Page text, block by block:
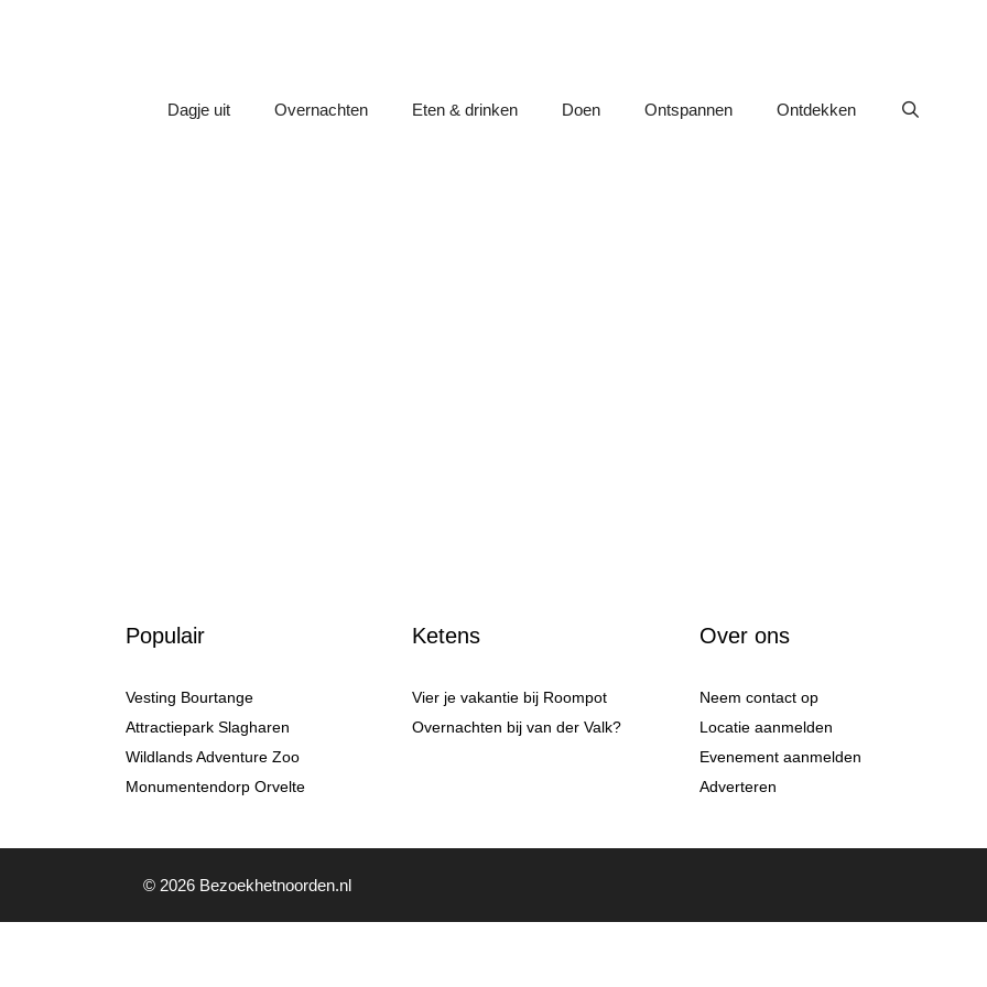
Dagje uit Overnachten Eten & drinken Doen Ontspannen Ontdekken
Populair
Vesting Bourtange
Attractiepark Slagharen
Wildlands Adventure Zoo
Monumentendorp Orvelte
Ketens
Vier je vakantie bij Roompot
Overnachten bij van der Valk?
Over ons
Neem contact op
Locatie aanmelden
Evenement aanmelden
Adverteren
© 2026 Bezoekhetnoorden.nl